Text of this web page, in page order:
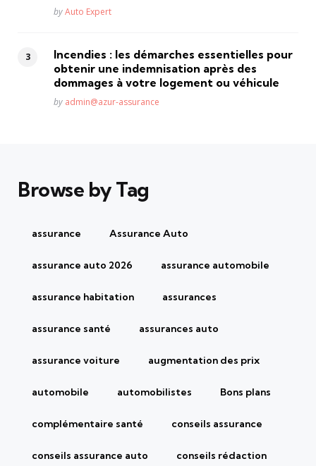
Posted
byAuto Expert
Incendies : les démarches essentielles pour
obtenir une indemnisation après des
dommages à votre logement ou véhicule
Posted
by admin@azur-assurance
Browse by Tag
assurance Assurance Auto
assurance auto 2026 assurance automobile
assurance habitation assurances
assurance santé assurances auto
assurance voiture augmentation des prix
automobile automobilistes Bons plans
complémentaire santé conseils assurance
conseils assurance auto conseils rédaction